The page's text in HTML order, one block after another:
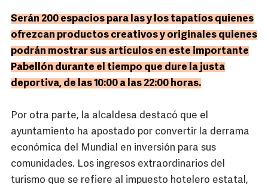
Serán 200 espacios para las y los tapatíos quienes
ofrezcan productos creativos y originales quienes
podrán mostrar sus artículos en este importante
Pabellón durante el tiempo que dure la justa
deportiva, de las 10:00 a las 22:00 horas.
Por otra parte, la alcaldesa destacó que el
ayuntamiento ha apostado por convertir la derrama
económica del Mundial en inversión para sus
comunidades. Los ingresos extraordinarios del
turismo que se refiere al impuesto hotelero estatal,